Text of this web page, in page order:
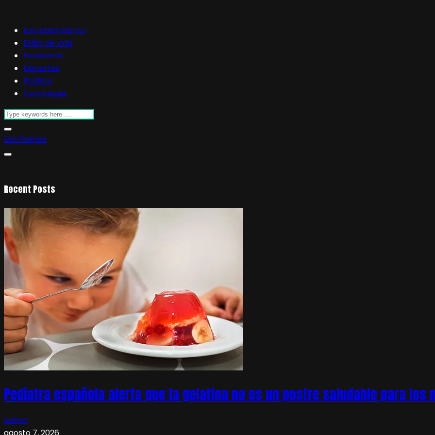
Entretenimiento
Estilo de vida
Economía
Deportes
Política
Tecnología
Escríbenos
Recent Posts
Pediatra española alerta que la gelatina no es un postre saludable para los
admin